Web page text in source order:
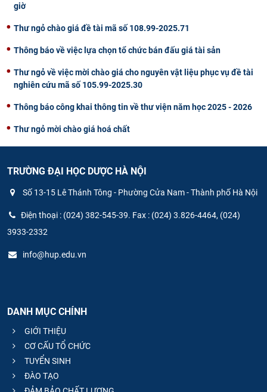
giờ
Thư ngỏ chào giá đề tài mã số 108.99-2025.71
Thông báo về việc lựa chọn tổ chức bán đấu giá tài sản
Thư ngỏ về việc mời chào giá cho nguyên vật liệu phục vụ đề tài
nghiên cứu mã số 105.99-2025.30
Thông báo công khai thông tin về thư viện năm học 2025 - 2026
Thư ngỏ mời chào giá hoá chất
TRƯỜNG ĐẠI HỌC DƯỢC HÀ NỘI
Số 13-15 Lê Thánh Tông - Phường Cửa Nam - Thành phố Hà Nội
Điện thoại : (024) 382-545-39. Fax : (024) 3.826-4464, (024)
3933-2332
info@hup.edu.vn
DANH MỤC CHÍNH
GIỚI THIỆU
CƠ CẤU TỔ CHỨC
TUYỂN SINH
ĐÀO TẠO